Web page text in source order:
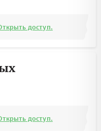
доступ.
доступ.